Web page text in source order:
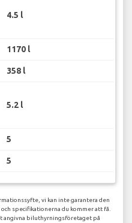
4.5 l
1170 l
358 l
5.2 l
5
5
vi kan inte garantera den
specifikationerna du kommer att få.
angivna biluthyrningsföretaget på